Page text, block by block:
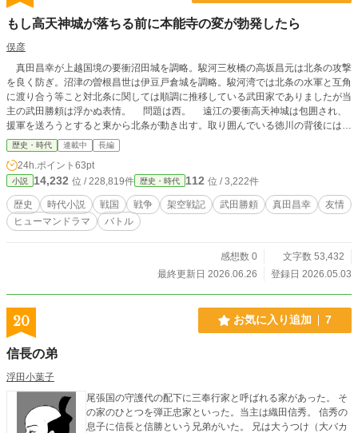
もし高天神城が落ちる前に本能寺の変が勃発したら
俣彦
真田昌幸が上越国境の要衝沼田城を調略。駿河三枚橋の高坂昌元は北条の攻撃
を良く防ぎ。沼津の曽根昌世は伊豆戸倉城を調略。駿河湾では北条の水軍と互角
に渡り合う等こと対北条に関しては順調に推移している武田家でありましたが当
主の武田勝頼は浮かぬ表情。 問題は西。 遠江の要衝高天神城は包囲され、
援軍を送ろうとすると東から北条が動き出す。取り囲んでいる徳川の背後には本
願寺との戦いを終え、大量の兵を送り込む準備が整った織田信長。このままでは
高天神を見捨てなければならない。 この大ピンチの状況で……本能寺の変が
勃発したら……。
歴史・時代 連載中 長編
24h.ポイント 63pt
小説 14,232 位 / 228,819件 歴史・時代 112 位 / 3,222件
歴史 時代小説 戦国 戦争 架空戦記 武田勝頼 真田昌幸
友情
ヒューマンドラマ
バトル
感想数 0
文字数 53,432
最終更新日 2026.06.26
登録日 2026.05.03
20 お気に入り追加 7
信長の弟
浮田小葉子
尾張国の守護代の配下に三奉行家と呼ばれる家があった。 そ
の家のひとつを弾正忠家といった。当主は織田信秀。 信秀の
息子に信長と信勝という兄弟がいた。 兄は大うつけ（大バカ